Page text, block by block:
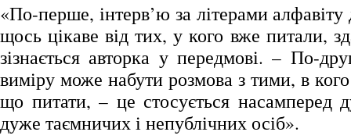
«По-перше, інтерв’ю за літерами
щось цікаве від тих, у кого вже питали,
зізнається авторка у передмові. – По-
виміру може набути розмова з тими, в
що питати, – це стосується насамперед
дуже таємничих і непублічних осіб».